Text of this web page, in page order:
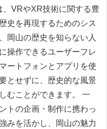
VRやXR技術に関する豊
史を再現するためのシス
岡山の歴史を知らない人
操作できるユーザーフレ
ートフォンとアプリを使
とせずに、歴史的な風景
むことができます。 一
トの企画・制作に携わっ
みを活かし、岡山の魅力